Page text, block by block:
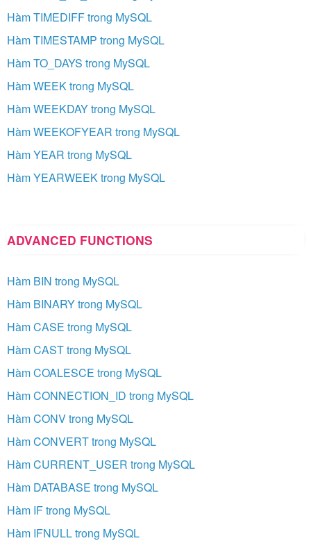
Hàm TIMEDIFF trong MySQL
Hàm TIMESTAMP trong MySQL
Hàm TO_DAYS trong MySQL
Hàm WEEK trong MySQL
Hàm WEEKDAY trong MySQL
Hàm WEEKOFYEAR trong MySQL
Hàm YEAR trong MySQL
Hàm YEARWEEK trong MySQL
ADVANCED FUNCTIONS
Hàm BIN trong MySQL
Hàm BINARY trong MySQL
Hàm CASE trong MySQL
Hàm CAST trong MySQL
Hàm COALESCE trong MySQL
Hàm CONNECTION_ID trong MySQL
Hàm CONV trong MySQL
Hàm CONVERT trong MySQL
Hàm CURRENT_USER trong MySQL
Hàm DATABASE trong MySQL
Hàm IF trong MySQL
Hàm IFNULL trong MySQL